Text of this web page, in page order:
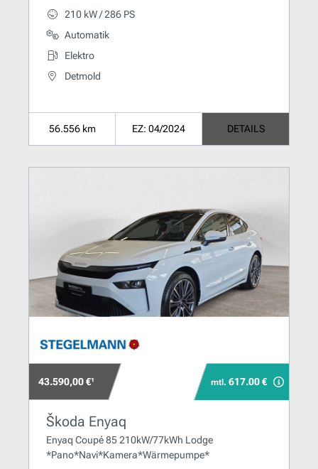
210 kW / 286 PS
Automatik
Elektro
Detmold
56.556 km EZ: 04/2024 DETAILS
43.590,00 €¹ mtl. 617.00 €
Škoda Enyaq
Enyaq Coupé 85 210kW/77kWh Lodge
*Pano*Navi*Kamera*Wärmepumpe*